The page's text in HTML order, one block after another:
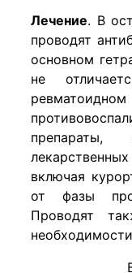
Лечение. В
проводят
основном
не
препараты,
включая
от фазы
Проводят